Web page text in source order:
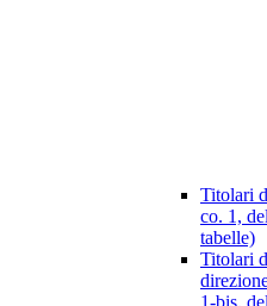
Titolari
co. 1,
tabelle)
Titolari